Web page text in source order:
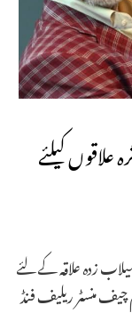
کیلئے
زدہ علاقہ کے لئے